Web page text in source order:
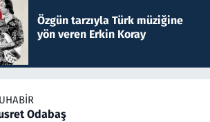
Özgün tarzıyla Türk müziğine
yön veren Erkin Koray
Odabaş